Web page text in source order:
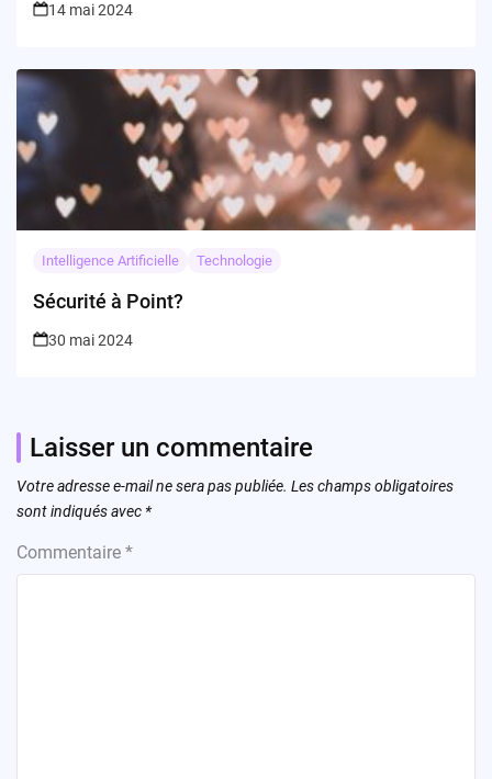
14 mai 2024
Intelligence Artificielle Technologie
Sécurité à Point?
30 mai 2024
Laisser un commentaire
Votre adresse e-mail ne sera pas publiée. Les champs obligatoires
sont indiqués avec *
Commentaire *